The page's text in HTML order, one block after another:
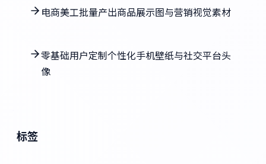
电商美工批量产出商品展示图与营销视觉素材
零基础用户定制个性化手机壁纸与社交平台头
像
标签